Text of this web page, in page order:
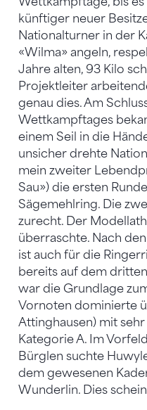
künftiger neuer
Nationalturner in der
«Wilma» angeln,
Jahre alten, 93 Kilo
Projektleiter
genau dies. Am
Wettkampftages
einem Seil in die
unsicher drehte
mein zweiter
Sau») die ersten
Sägemehlring. Die
zurecht. Der
überraschte. Nach
ist auch für die
bereits auf dem
war die Grundlage
Vornoten dominierte
Attinghausen) mit
Kategorie A. Im
Bürglen suchte
dem gewesenen
Wunderlin. Dies